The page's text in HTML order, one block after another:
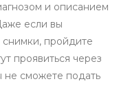
и описанием
если вы
снимки, пройдите
проявиться через
не сможете подать